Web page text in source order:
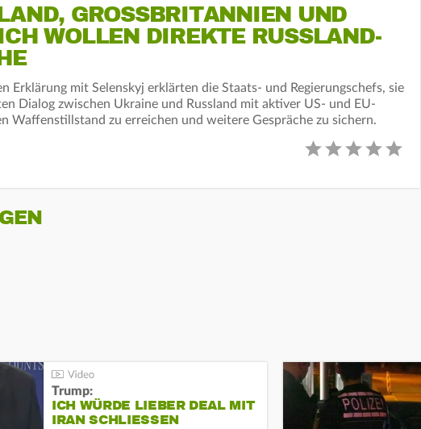
GROSSBRITANNIEN UND F
WOLLEN DIREKTE RUSSLAND-G
Erklärung mit Selenskyj erklärten die Staats- und Regierungschefs, sie
Dialog zwischen Ukraine und Russland mit aktiver US- und EU-
Waffenstillstand zu erreichen und weitere Gespräche zu sichern.
Trump:
ICH WÜRDE LIEBER DEAL MIT
IRAN SCHLIESSEN